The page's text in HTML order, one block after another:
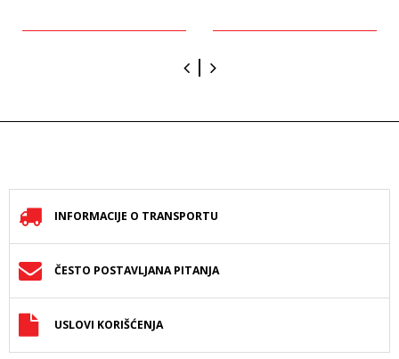
INFORMACIJE O TRANSPORTU
ČESTO POSTAVLJANA PITANJA
USLOVI KORIŠĆENJA